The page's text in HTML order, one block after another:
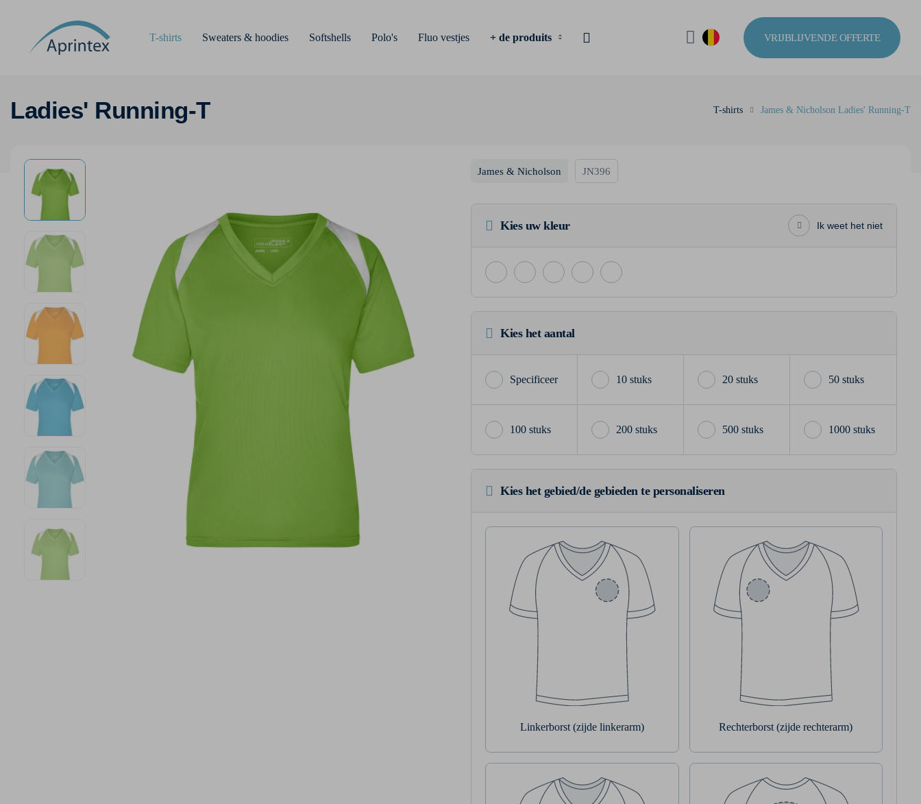
T-shirts Sweaters & hoodies Softshells Polo's Fluo vestjes + de produits VRIJBLIJVENDE OFFERTE
Ladies' Running-T T-shirts James & Nicholson Ladies' Running-T
James & Nicholson JN396
Kies uw kleur Ik weet het niet
Kies het aantal
10 stuks 20 stuks 50 stuks
100 stuks 200 stuks 500 stuks 1000 stuks
Kies het gebied/de gebieden te personaliseren
Linkerborst (zijde linkerarm) Rechterborst (zijde rechterarm)